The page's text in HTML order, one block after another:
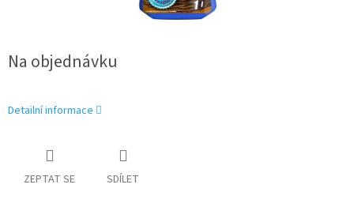
Na objednávku
Detailní informace
ZEPTAT SE SDÍLET